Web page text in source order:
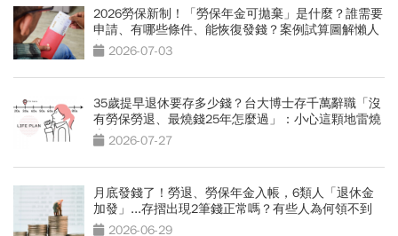
2026勞保新制！「勞保年金可拋棄」是什麼？誰需要
申請、有哪些條件、能恢復發錢？案例試算圖解懶人
包 2026-07-03
35歲提早退休要存多少錢？台大博士存千萬辭職「沒
有勞保勞退、最燒錢25年怎麼過」：小心這顆地雷燒
光存款
2026-07-27
月底發錢了！勞退、勞保年金入帳，6類人「退休金
加發」...存摺出現2筆錢正常嗎？有些人為何領不到
2026-06-29